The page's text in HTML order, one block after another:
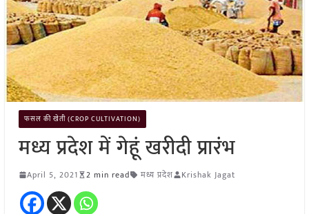
फसल की खेती (CROP CULTIVATION)
मध्य प्रदेश में गेहूं खरीदी प्रारंभ
April 5, 2021 2 min read मध्य प्रदेश Krishak Jagat